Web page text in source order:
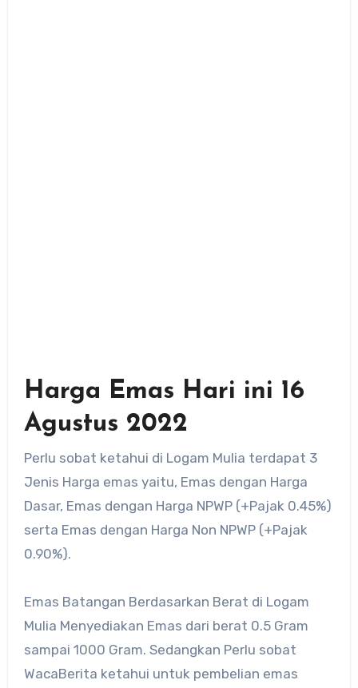
Harga Emas Hari ini 16
Agustus 2022
Perlu sobat ketahui di Logam Mulia terdapat 3
Jenis Harga emas yaitu, Emas dengan Harga
Dasar, Emas dengan Harga NPWP (+Pajak 0.45%)
serta Emas dengan Harga Non NPWP (+Pajak
0.90%).
Emas Batangan Berdasarkan Berat di Logam
Mulia Menyediakan Emas dari berat 0.5 Gram
sampai 1000 Gram. Sedangkan Perlu sobat
WacaBerita ketahui untuk pembelian emas